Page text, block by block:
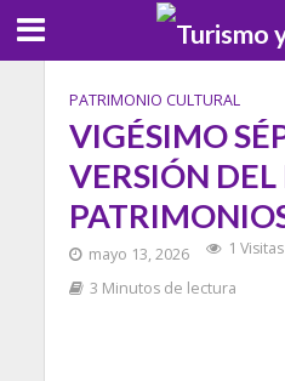
PATRIMONIO CULTURAL
VIGÉSIMO
VERSIÓN DEL
mayo 13, 2026
1 Visitas
3 Minutos de lectura